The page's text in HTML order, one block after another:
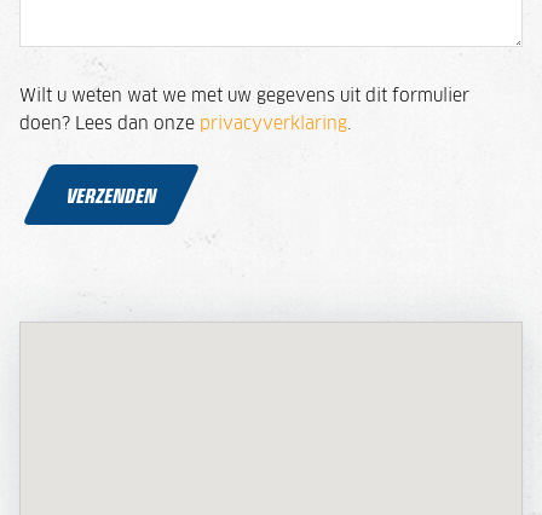
Wilt u weten wat we met uw gegevens uit dit formulier
doen? Lees dan onze privacyverklaring.
VERZENDEN